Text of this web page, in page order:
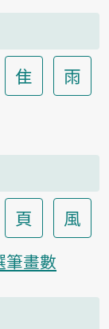
隹
雨
頁
風
筆畫數